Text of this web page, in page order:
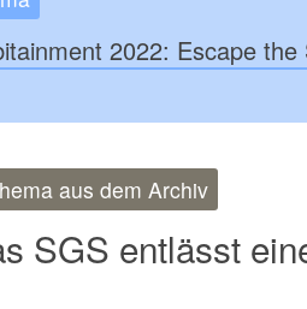
2022: Escape the
aus dem Archiv
SGS entlässt